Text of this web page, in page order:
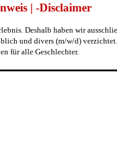
| -Disclaimer
Deshalb haben wir
und divers (m/w/d)
für alle Geschlechter.